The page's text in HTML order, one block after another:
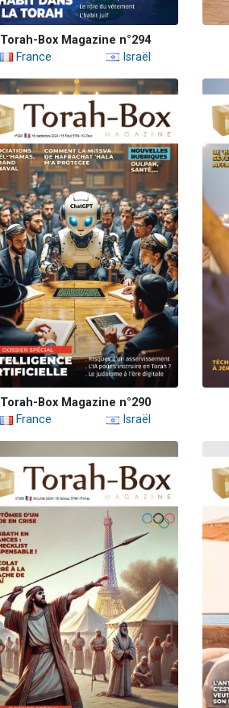
Torah-Box Magazine n°294
France
Israël
Torah-Box Magazine n°290
France
Israël